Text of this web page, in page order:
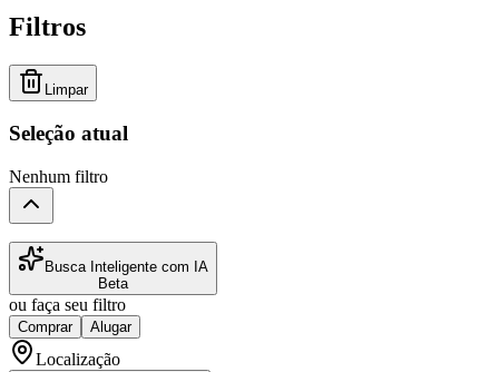
Filtros
Limpar
Seleção atual
Nenhum filtro
Busca Inteligente com IA
Beta
ou faça seu filtro
Comprar Alugar
Localização